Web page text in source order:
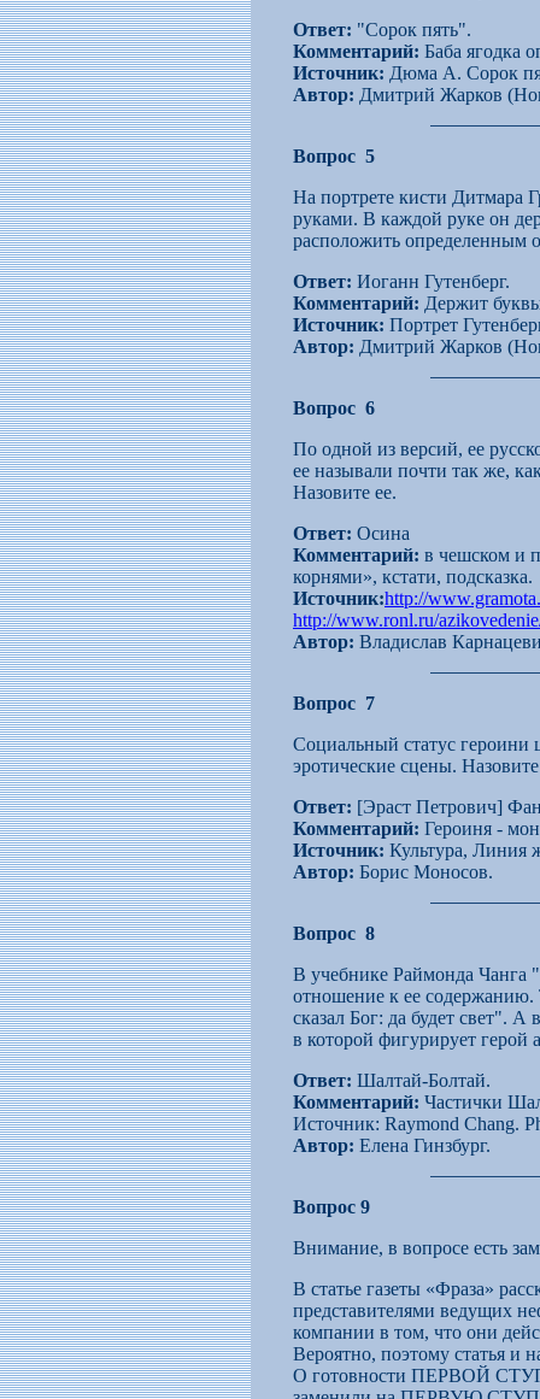
Ответ: "Сорок пять".
Комментарий: Баба ягодка
Источник: Дюма А. Сорок
Автор: Дмитрий Жарков
Вопрос 5
На портрете кисти Дитмара
руками. В каждой руке он
расположить определенным
Ответ: Иоганн Гутенберг.
Комментарий: Держит
Источник: Портрет
Автор: Дмитрий Жарков
Вопрос 6
По одной из версий, ее
ее называли почти так же,
Назовите ее.
Ответ: Осина
Комментарий: в чешском и
корнями», кстати, подсказка.
Источник:http://
http://www.ronl.ru/
Автор: Владислав
Вопрос 7
Социальный статус героини
эротические сцены.
Ответ: [Эраст Петрович]
Комментарий: Героиня -
Источник: Культура, Линия
Автор: Борис Моносов.
Вопрос 8
В учебнике Раймонда Чанга
отношение к ее содержанию.
сказал Бог: да будет свет".
в которой фигурирует герой
Ответ: Шалтай-Болтай.
Комментарий: Частички
Источник: Raymond Chang.
Автор: Елена Гинзбург.
Вопрос 9
Внимание, в вопросе есть
В статье газеты «Фраза»
представителями ведущих
компании в том, что они
Вероятно, поэтому статья
О готовности ПЕРВОЙ